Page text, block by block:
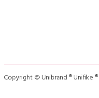
Copyright © Unibrand ® Unifike ®